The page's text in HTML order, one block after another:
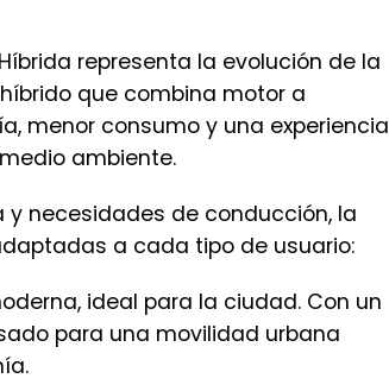
representa la evolución de la
que combina motor a
menor consumo y una experiencia
ambiente.
necesidades de conducción, la
a cada tipo de usuario:
ideal para la ciudad. Con un
para una movilidad urbana